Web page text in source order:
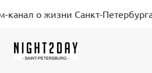
канал о жизни Санкт-Петербурга